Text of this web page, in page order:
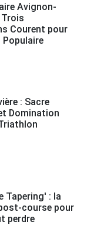
Avignon-
Trois
Courent pour
Populaire
: Sacre
Domination
Tapering' : la
course pour
perdre